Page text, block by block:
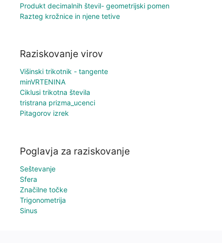
Produkt decimalnih števil- geometrijski pomen
Razteg krožnice in njene tetive
Raziskovanje virov
Višinski trikotnik - tangente
minVRTENINA
Ciklusi trikotna števila
tristrana prizma_ucenci
Pitagorov izrek
Poglavja za raziskovanje
Seštevanje
Sfera
Značilne točke
Trigonometrija
Sinus